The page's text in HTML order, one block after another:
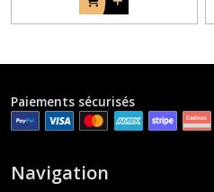
Paiements sécurisés
Navigation